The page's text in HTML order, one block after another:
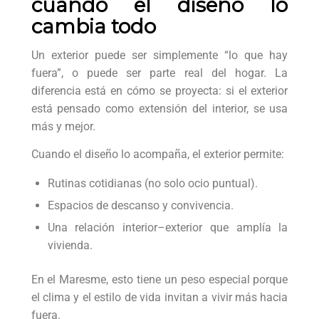
cambia todo
Un exterior puede ser simplemente “lo que hay
fuera”, o puede ser parte real del hogar. La
diferencia está en cómo se proyecta: si el exterior
está pensado como extensión del interior, se usa
más y mejor.
Cuando el diseño lo acompaña, el exterior permite:
Rutinas cotidianas (no solo ocio puntual).
Espacios de descanso y convivencia.
Una relación interior–exterior que amplía la
vivienda.
En el Maresme, esto tiene un peso especial porque
el clima y el estilo de vida invitan a vivir más hacia
fuera.